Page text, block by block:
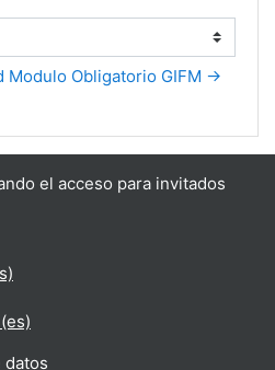
Obligatorio GIFM →
el acceso para invitados
datos